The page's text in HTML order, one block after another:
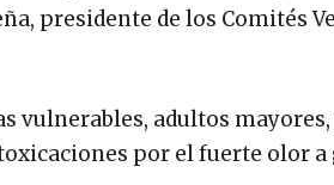
presidente de los Comités
vulnerables, adultos
por el fuerte olor a